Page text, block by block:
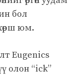
бол
юм.
Eugenics
олон “ick”